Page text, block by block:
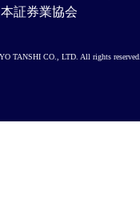
証券業協会
TANSHI CO., LTD. All rights reserved.